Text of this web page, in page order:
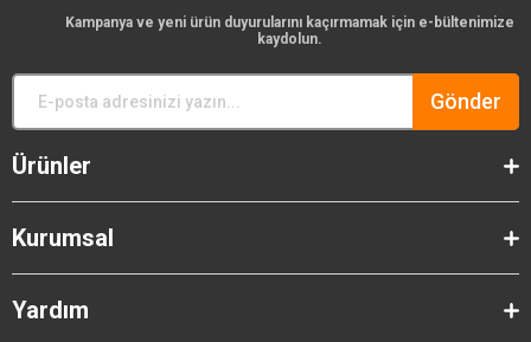
Kampanya ve yeni ürün duyurularını kaçırmamak için e-bültenimize
kaydolun.
Gönder
Ürünler
Kurumsal
Yardım